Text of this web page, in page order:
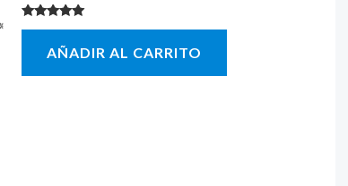
Valorado con
AÑADIR AL CARRITO